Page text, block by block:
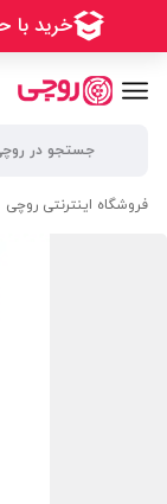
فروشگاه اینترنتی روچی